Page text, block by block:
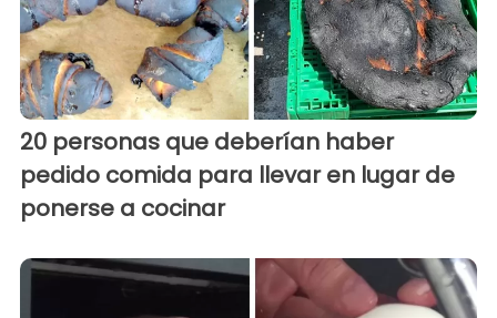
20 personas que deberían haber
pedido comida para llevar en lugar de
ponerse a cocinar